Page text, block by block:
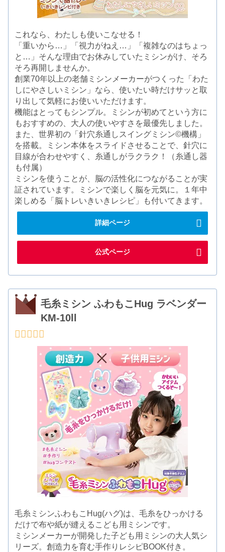
これなら、わたしも使いこなせる！
「重いから…」「視力がねえ…」「複雑なのはちょっ
と…」そんな理由でお休みしていたミシンがけ、そろ
そろ再開しませんか。
創業70年以上の老舗ミシンメーカーがつくった「わた
しにやさしいミシン」なら、使いたい時だけサッと取
り出して気軽にお使いいただけます。
機能はとってもシンプル。ミシンが初めてという方に
もおすすめの、大人の使いやすさを最優先しました。
また、世界初の「針穴糸通しスイングミシン©機構」
を搭載。ミシン本体をスライドさせることで、針穴に
目線が合わせやすく、糸通しがラクラク！（糸通し器
も付属）
ミシンを使うことが、脳の活性化につながることが実
証されています。ミシンで楽しく脳を元気に。１年中
楽しめる「脳トレいきいきレシピ」も付いてきます。
詳細ページ
公式ページ
毛糸ミシン ふわもこHug ラベンダー
KM-10ll
毛糸ミシンふわもこHug(ハグ)は、毛糸をひっかける
だけで布や紙が縫えるこども用ミシンです。
ミシンメーカーが開発した子ども用ミシンの大人気シ
リーズ。創造力を育む手作りレシピBOOK付き。